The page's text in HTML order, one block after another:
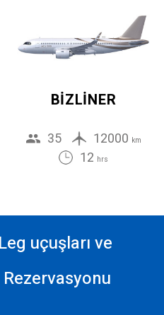
BIZLINER
35 12000 km
12 hrs
uçuşları ve